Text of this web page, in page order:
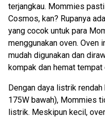
terjangkau. Mommies
Cosmos, kan? Rupanya
yang cocok untuk para
menggunakan oven. Oven
mudah digunakan dan
kompak dan hemat tempat
Dengan daya listrik
175W bawah), Mommies
listrik. Meskipun kecil,